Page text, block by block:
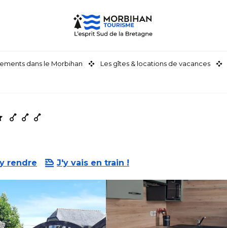
dans le Morbihan Les gîtes & locations de vacances
rendre J'y vais en train !